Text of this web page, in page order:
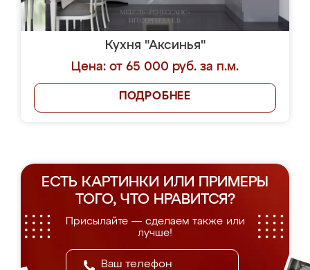
Кухня "Аксинья"
Цена: от 65 000 руб. за п.м.
ПОДРОБНЕЕ
ЕСТЬ КАРТИНКИ ИЛИ ПРИМЕРЫ
ТОГО, ЧТО НРАВИТСЯ?
Присылайте — сделаем также или
лучше!